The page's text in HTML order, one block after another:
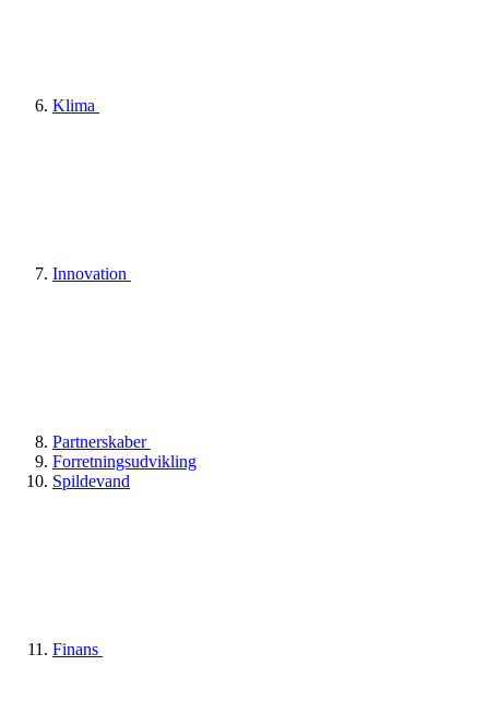
Klima
Innovation
Partnerskaber
Forretningsudvikling
Spildevand
Finans